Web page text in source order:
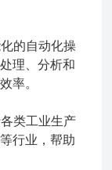
的自动化操
理、分析和
率。
类工业生产
行业，帮助